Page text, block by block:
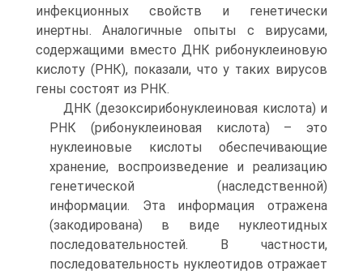
инфекционных свойств и генетически
инертны. Аналогичные опыты с вирусами,
содержащими вместо ДНК рибонуклеиновую
кислоту (РНК), показали, что у таких вирусов
гены состоят из РНК.
ДНК (дезоксирибонуклеиновая кислота) и
РНК (рибонуклеиновая кислота) – это
нуклеиновые кислоты обеспечивающие
хранение, воспроизведение и реализацию
генетической (наследственной)
информации. Эта информация отражена
(закодирована) в виде нуклеотидных
последовательностей. В частности,
последовательность нуклеотидов отражает